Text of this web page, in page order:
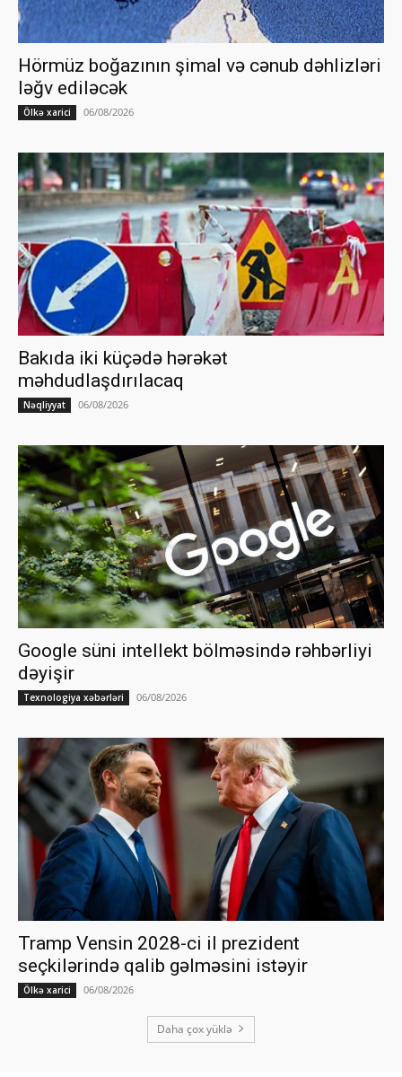
Hörmüz boğazının şimal və cənub dəhlizləri
ləğv ediləcək
Ölkə xarici 06/08/2026
Bakıda iki küçədə hərəkət
məhdudlaşdırılacaq
Nəqliyyat 06/08/2026
Google süni intellekt bölməsində rəhbərliyi
dəyişir
Texnologiya xəbərləri 06/08/2026
Tramp Vensin 2028-ci il prezident
seçkilərində qalib gəlməsini istəyir
Ölkə xarici 06/08/2026
Daha çox yüklə